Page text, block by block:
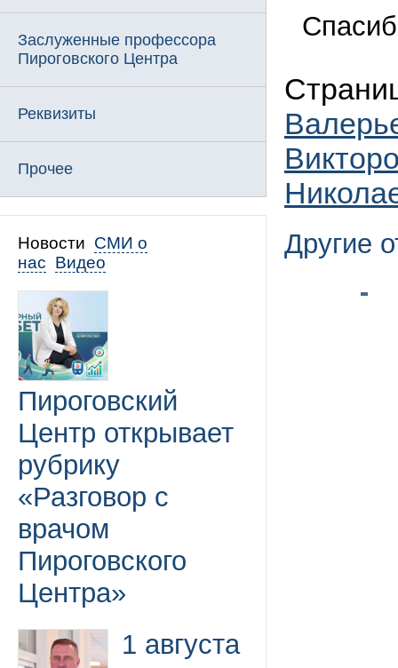
Заслуженные профессора
Пироговского Центра
Реквизиты
Прочее
Новости СМИ о
нас Видео
Пироговский
Центр открывает
рубрику
«Разговор с
врачом
Пироговского
Центра»
1 августа
Другие